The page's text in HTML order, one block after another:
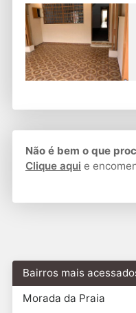
Não é bem o que
Clique aqui e
Bairros mais
Morada da Praia